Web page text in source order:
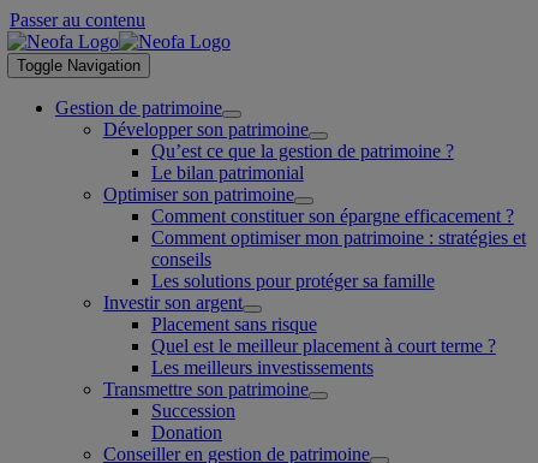
Passer au contenu
Toggle Navigation
Gestion de patrimoine
Développer son patrimoine
Qu’est ce que la gestion de patrimoine ?
Le bilan patrimonial
Optimiser son patrimoine
Comment constituer son épargne efficacement ?
Comment optimiser mon patrimoine : stratégies et
conseils
Les solutions pour protéger sa famille
Investir son argent
Placement sans risque
Quel est le meilleur placement à court terme ?
Les meilleurs investissements
Transmettre son patrimoine
Succession
Donation
Conseiller en gestion de patrimoine